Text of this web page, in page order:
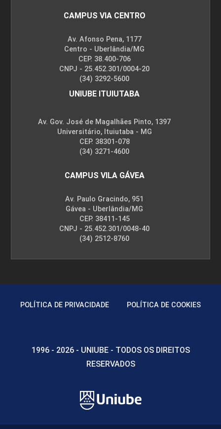
CAMPUS VIA CENTRO
Av. Afonso Pena, 1177
Centro - Uberlândia/MG
CEP. 38.400-706
CNPJ - 25.452.301/0004-20
(34) 3292-5600
UNIUBE ITUIUTABA
Av. Gov. José de Magalhães Pinto, 1397
Universitário, Ituiutaba - MG
CEP. 38301-078
(34) 3271-4600
CAMPUS VILA GÁVEA
Av. Paulo Gracindo, 951
Gávea - Uberlândia/MG
CEP. 38411-145
CNPJ - 25.452.301/0048-40
(34) 2512-8760
POLÍTICA DE PRIVACIDADE POLÍTICA DE COOKIES
1996 - 2026 - UNIUBE - TODOS OS DIREITOS
RESERVADOS